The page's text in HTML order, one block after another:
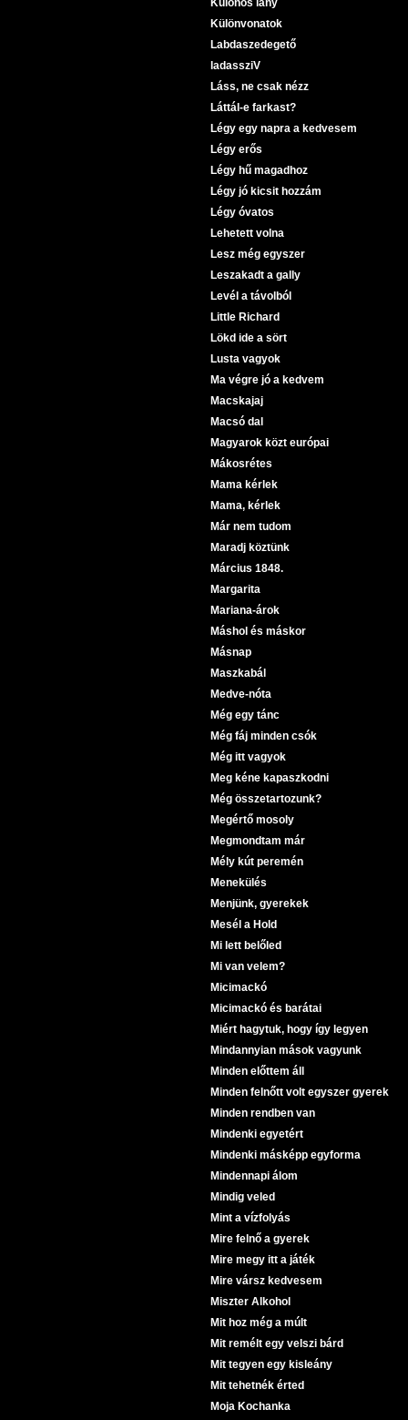
Különös lány
Különvonatok
Labdaszedegető
ladassziV
Láss, ne csak nézz
Láttál-e farkast?
Légy egy napra a kedvesem
Légy erős
Légy hű magadhoz
Légy jó kicsit hozzám
Légy óvatos
Lehetett volna
Lesz még egyszer
Leszakadt a gally
Levél a távolból
Little Richard
Lökd ide a sört
Lusta vagyok
Ma végre jó a kedvem
Macskajaj
Macsó dal
Magyarok közt európai
Mákosrétes
Mama kérlek
Mama, kérlek
Már nem tudom
Maradj köztünk
Március 1848.
Margarita
Mariana-árok
Máshol és máskor
Másnap
Maszkabál
Medve-nóta
Még egy tánc
Még fáj minden csók
Még itt vagyok
Meg kéne kapaszkodni
Még összetartozunk?
Megértő mosoly
Megmondtam már
Mély kút peremén
Menekülés
Menjünk, gyerekek
Mesél a Hold
Mi lett belőled
Mi van velem?
Micimackó
Micimackó és barátai
Miért hagytuk, hogy így legyen
Mindannyian mások vagyunk
Minden előttem áll
Minden felnőtt volt egyszer gyerek
Minden rendben van
Mindenki egyetért
Mindenki másképp egyforma
Mindennapi álom
Mindig veled
Mint a vízfolyás
Mire felnő a gyerek
Mire megy itt a játék
Mire vársz kedvesem
Miszter Alkohol
Mit hoz még a múlt
Mit remélt egy velszi bárd
Mit tegyen egy kisleány
Mit tehetnék érted
Moja Kochanka